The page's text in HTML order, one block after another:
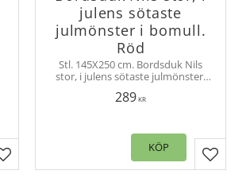
Lägg till i favoriter
julens sötaste
julmönster i bomull.
Röd
Stl. 145X250 cm. Bordsduk Nils
stor, i julens sötaste julmönster,
med och sprida en härlig julkänsla i
289KR
Lägg
KÖP